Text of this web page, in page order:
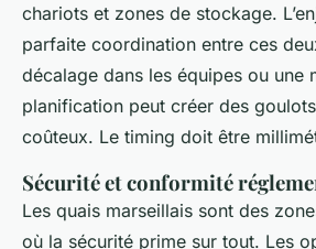
chariots et zones de stockage.
parfaite coordination entre ces
décalage dans les équipes ou une
planification peut créer des
coûteux. Le timing doit être
Sécurité et conformité
Les quais marseillais sont des
où la sécurité prime sur tout. Les